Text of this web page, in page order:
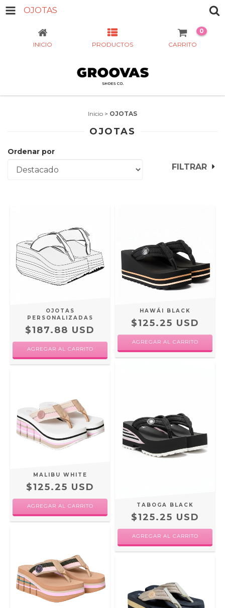
OJOTAS
INICIO PRODUCTOS CARRITO
0
Inicio > OJOTAS
OJOTAS
Ordenar por
FILTRAR
OJOTAS
PERSONALIZADAS
$187.88 USD
AGREGAR AL CARRITO
HAWÁI BLACK
$125.25 USD
AGREGAR AL CARRITO
MALIBU WHITE
$125.25 USD
AGREGAR AL CARRITO TABOGA BLACK
$125.25 USD
AGREGAR AL CARRITO